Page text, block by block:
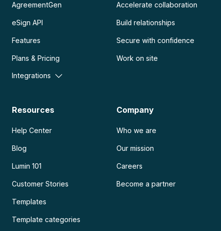
AgreementGen
eSign API
Features
Plans & Pricing
Integrations
Accelerate collaboration
Build relationships
Secure with confidence
Work on site
Resources
Help Center
Blog
Lumin 101
Customer Stories
Templates
Template categories
Company
Who we are
Our mission
Careers
Become a partner